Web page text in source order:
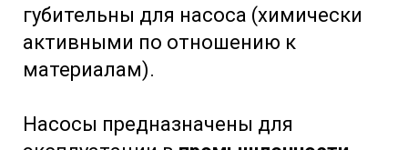
губительны для насоса (химически
активными по отношению к
материалам).
Насосы предназначены для